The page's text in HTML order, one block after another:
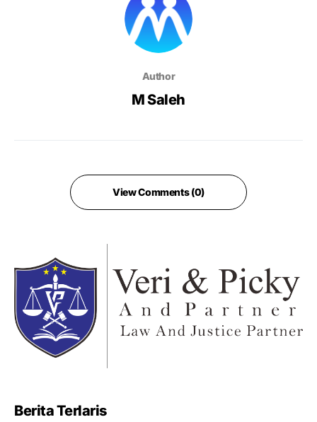
Author
M Saleh
View Comments (0)
Berita Terlaris